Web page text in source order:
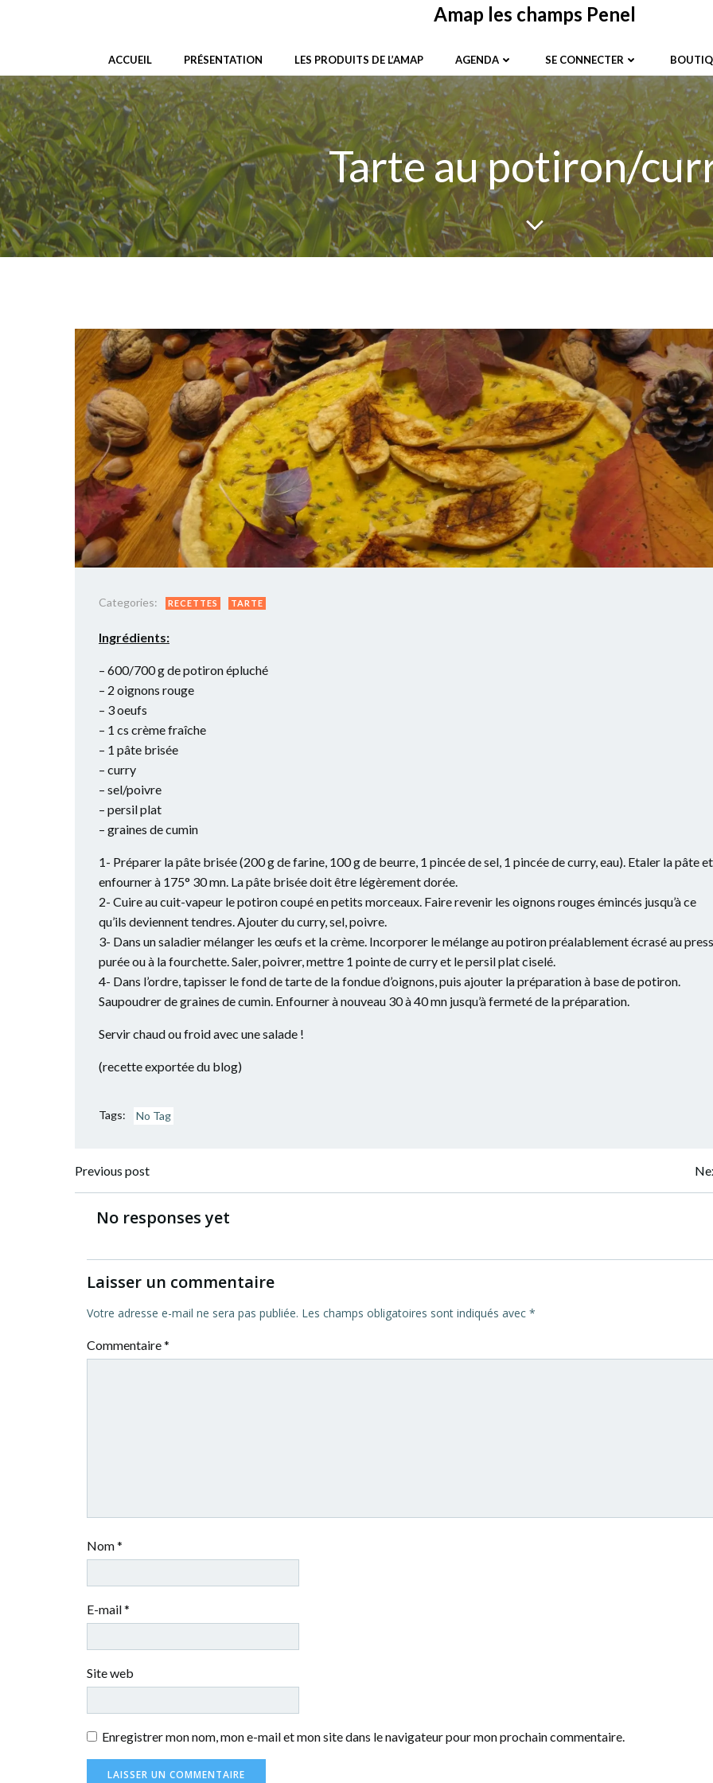
Amap les champs Penel
ACCUEIL PRÉSENTATION LES PRODUITS DE L’AMAP AGENDA SE CONNECTER
Tarte au potiron/
Categories: RECETTES TARTE
Ingrédients:
– 600/700 g de potiron épluché
– 2 oignons rouge
– 3 oeufs
– 1 cs crème fraîche
– 1 pâte brisée
– curry
– sel/poivre
– persil plat
– graines de cumin
1- Préparer la pâte brisée (200 g de farine, 100 g de beurre, 1 pincée de sel, 1 pincée de curry, eau). Etaler la pâte et
enfourner à 175° 30 mn. La pâte brisée doit être légèrement dorée.
2- Cuire au cuit-vapeur le potiron coupé en petits morceaux. Faire revenir les oignons rouges émincés jusqu’à ce
qu’ils deviennent tendres. Ajouter du curry, sel, poivre.
3- Dans un saladier mélanger les œufs et la crème. Incorporer le mélange au potiron préalablement écrasé au
purée ou à la fourchette. Saler, poivrer, mettre 1 pointe de curry et le persil plat ciselé.
4- Dans l’ordre, tapisser le fond de tarte de la fondue d’oignons, puis ajouter la préparation à base de potiron.
Saupoudrer de graines de cumin. Enfourner à nouveau 30 à 40 mn jusqu’à fermeté de la préparation.
Servir chaud ou froid avec une salade !
(recette exportée du blog)
Tags: No Tag
Navigation
de
l’article
Previous post
l’article
No responses yet
Laisser un commentaire
Votre adresse e-mail ne sera pas publiée. Les champs obligatoires sont indiqués avec *
Commentaire*
Nom*
E-mail*
Site web
Enregistrer mon nom, mon e-mail et mon site dans le navigateur pour mon prochain commentaire.